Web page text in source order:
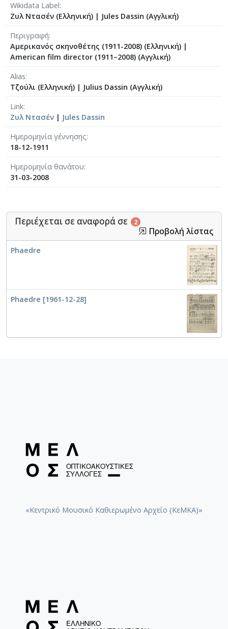
Wikidata Label
Ζυλ Ντασέν (Ελληνική) | Jules Dassin (Αγγλική)
Περιγραφή
Αμερικανός σκηνοθέτης (1911-2008) (Ελληνική) |
American film director (1911–2008) (Αγγλική)
Alias
Τζούλι (Ελληνική) | Julius Dassin (Αγγλική)
Link
Ζυλ Ντασέν | Jules Dassin
Ημερομηνία γέννησης
18-12-1911
Ημερομηνία θανάτου
31-03-2008
Περιέχεται σε αναφορά σε 2
Προβολή λίστας
Phaedre
Phaedre [1961-12-28]
«Κεντρικό Μουσικό Καθιερωμένο Αρχείο (ΚεΜΚΑ)»